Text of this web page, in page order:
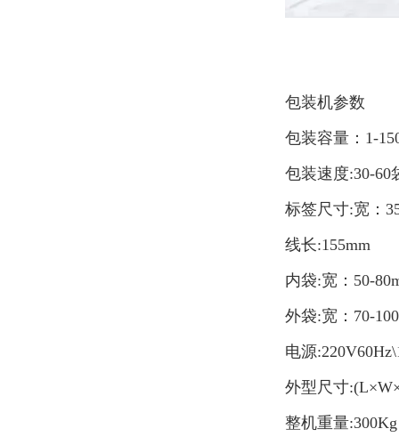
包装机参数
包装容量：1-
包装速度:30-60
标签尺寸:宽：
线长:155mm
内袋:宽：50-
外袋:宽：70-
电源
外型尺寸
整机重量:300Kg